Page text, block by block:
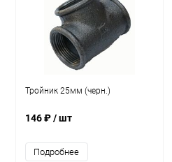
Тройник 25мм (черн.)
146 ₽/ шт
Подробнее